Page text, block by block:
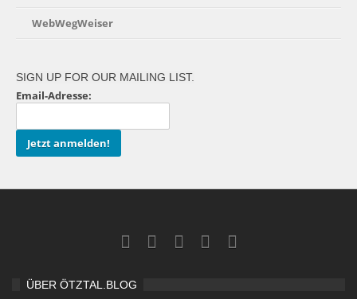
WebWegWeiser
SIGN UP FOR OUR MAILING LIST.
Email-Adresse:
ÜBER ÖTZTAL.BLOG